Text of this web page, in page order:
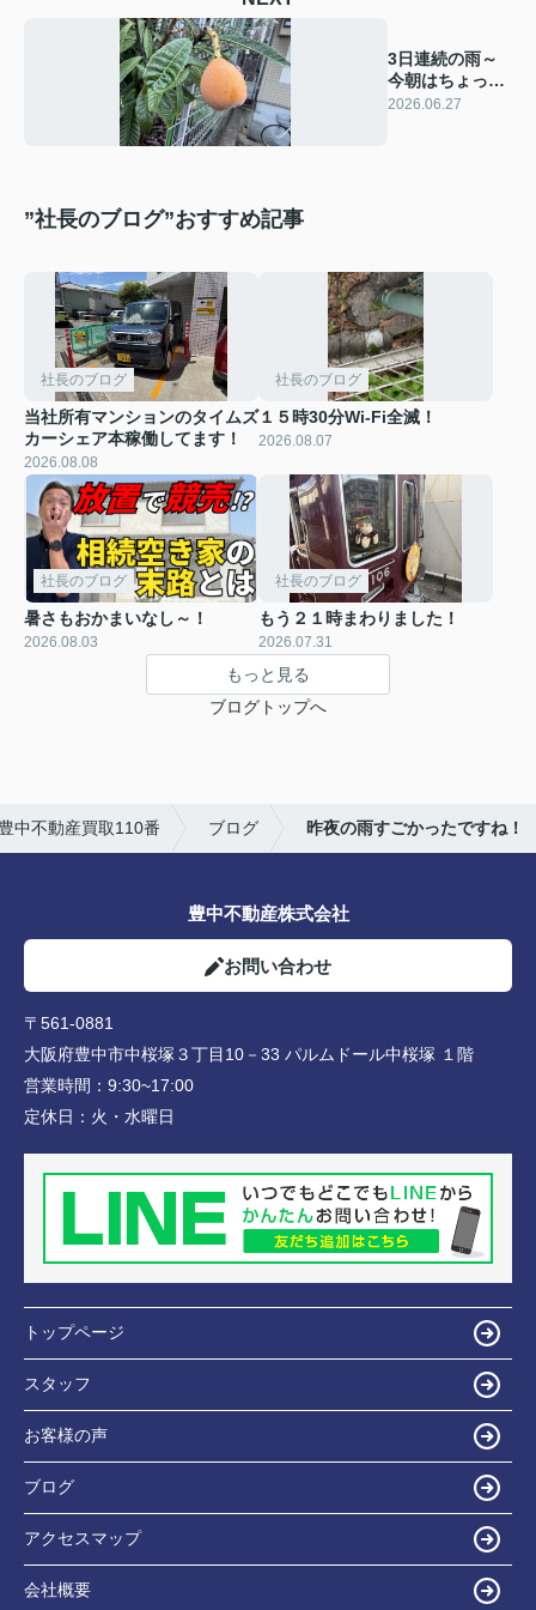
3日連続の雨～
今朝はちょっと
マシになってき
2026.06.27
”社長のブログ”おすすめ記事
社長のブログ
当社所有マンションのタイムズ
カーシェア本稼働してます！
2026.08.08
社長のブログ
１５時30分Wi-Fi全滅！
2026.08.07
社長のブログ
暑さもおかまいなし～！
2026.08.03
社長のブログ
もう２１時まわりました！
2026.07.31
もっと見る
ブログトップへ
中不動産買取110番 ブログ 昨夜の雨すごかったですね！
豊中不動産株式会社
お問い合わせ
〒561-0881
大阪府豊中市中桜塚３丁目10－33 パルムドール中桜塚 １階
営業時間： 9:30~17:00
定休日： 火・水曜日
トップページ
スタッフ
お客様の声
ブログ
アクセスマップ
会社概要